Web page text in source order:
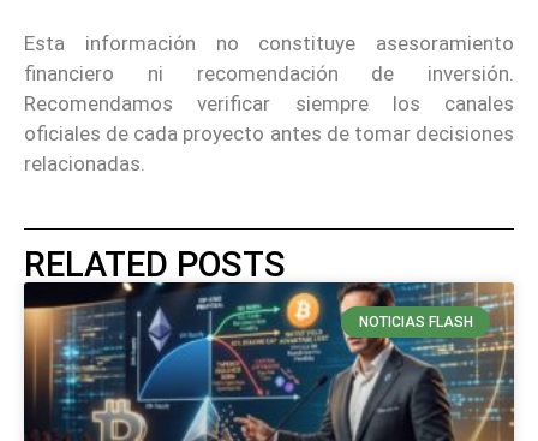
Esta información no constituye asesoramiento
financiero ni recomendación de inversión.
Recomendamos verificar siempre los canales
oficiales de cada proyecto antes de tomar decisiones
relacionadas.
RELATED POSTS
NOTICIAS FLASH